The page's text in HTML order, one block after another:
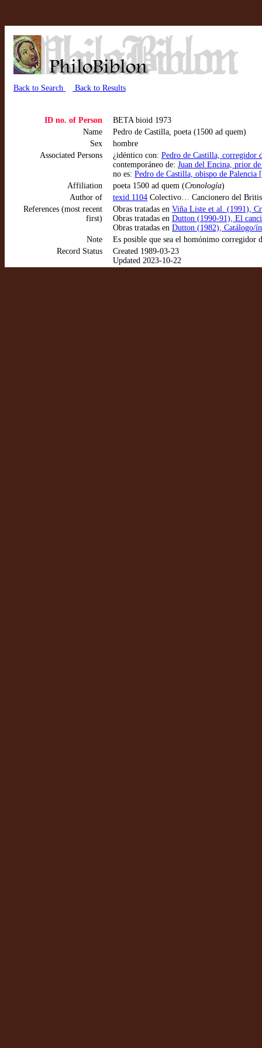
Back to Search Back to Results
ID no. of Person
BETA bioid 1973
Name
Pedro de Castilla, poeta (1500 ad quem)
Sex
hombre
Associated Persons
¿idéntico con: Pedro de Castilla, corregidor
contemporáneo de: Juan del Encina, prior
no es: Pedro de Castilla, obispo de
Affiliation
poeta 1500 ad quem (Cronología)
Author of
texid 1104 Colectivo… Cancionero del
References (most recent
first)
Obras tratadas en Viña Liste et al. (1991),
Obras tratadas en Dutton (1990-91), El
Obras tratadas en Dutton (1982), Catálogo/
Note
Es posible que sea el homónimo corregidor
Record Status
Created 1989-03-23
Updated 2023-10-22